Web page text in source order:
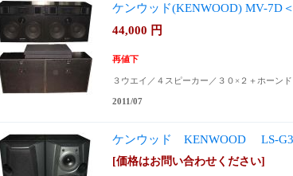
ケンウッド(KENWOOD) MV-7D
44,000 円
再値下
３ウエイ／４スピーカー／３０×２＋ホーン
2011/07
ケンウッド KENWOOD LS-G3
[価格はお問い合わせください]